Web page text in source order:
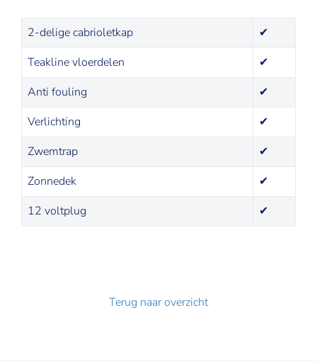
2-delige cabrioletkap
✔
Teakline vloerdelen
✔
Anti fouling
✔
Verlichting
✔
Zwemtrap
✔
Zonnedek
✔
12 voltplug
✔
Terug naar overzicht